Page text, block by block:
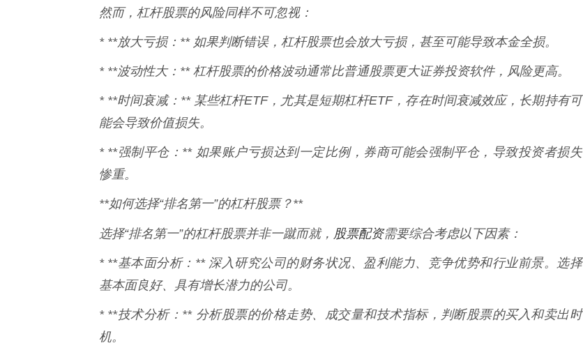
然而，杠杆股票的风险同样不可忽视：
* **放大亏损：** 如果判断错误，杠杆股票也会放大亏损，甚至可能导致本金全损。
* **波动性大：** 杠杆股票的价格波动通常比普通股票更大证券投资软件，风险更高。
* **时间衰减：** 某些杠杆ETF，尤其是短期杠杆ETF，存在时间衰减效应，长期持有可
能会导致价值损失。
* **强制平仓：** 如果账户亏损达到一定比例，券商可能会强制平仓，导致投资者损失
惨重。
**如何选择“排名第一”的杠杆股票？**
选择“排名第一”的杠杆股票并非一蹴而就， 股票配资需要综合考虑以下因素：
* **基本面分析：** 深入研究公司的财务状况、盈利能力、竞争优势和行业前景。选择
基本面良好、具有增长潜力的公司。
* **技术分析：** 分析股票的价格走势、成交量和技术指标，判断股票的买入和卖出时
机。